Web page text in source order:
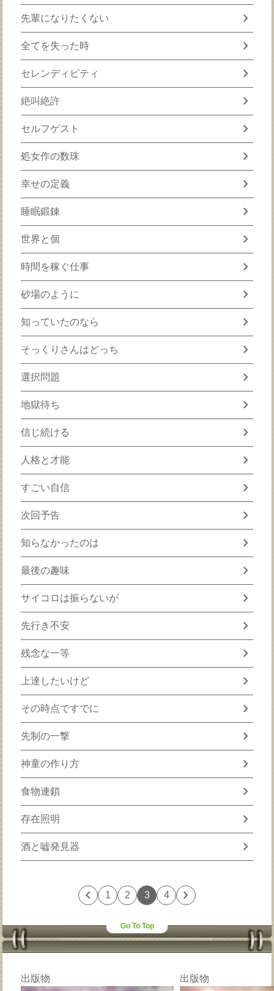
先輩になりたくない chevron_right
全てを失った時 chevron_right
セレンディピティ chevron_right
絶叫絶許 chevron_right
セルフゲスト chevron_right
処女作の数珠 chevron_right
幸せの定義 chevron_right
睡眠鍛錬 chevron_right
世界と個 chevron_right
時間を稼ぐ仕事 chevron_right
砂場のように chevron_right
知っていたのなら chevron_right
そっくりさんはどっち chevron_right
選択問題 chevron_right
地獄待ち chevron_right
信じ続ける chevron_right
人格と才能 chevron_right
すごい自信 chevron_right
次回予告 chevron_right
知らなかったのは chevron_right
最後の趣味 chevron_right
サイコロは振らないが chevron_right
先行き不安 chevron_right
残念な一等 chevron_right
上達したいけど chevron_right
その時点ですでに chevron_right
先制の一撃 chevron_right
神童の作り方 chevron_right
食物連鎖 chevron_right
存在照明 chevron_right
酒と嘘発見器 chevron_right
chevron_left 1 2 3 4 chevron_right
Go To Top
出版物 出版物